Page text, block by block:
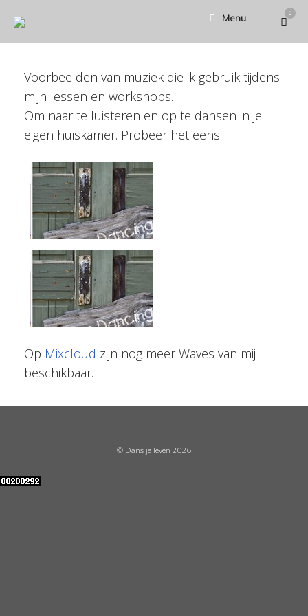
naar
inhoud
Menu Bekijk
0
Voorbeelden van muziek die ik gebruik tijdens
mijn lessen en workshops.
Om naar te luisteren en op te dansen in je
eigen huiskamer. Probeer het eens!
Op Mixcloud zijn nog meer Waves van mij
beschikbaar.
© Dans je leven 2026